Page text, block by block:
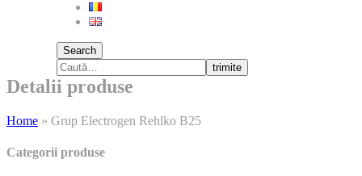
Search
trimite
Detalii produse
Home » Grup Electrogen Rehlko B25
Categorii produse